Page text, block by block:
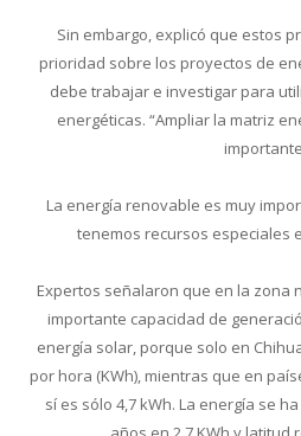
Sin embargo, explicó que estos
prioridad sobre los proyectos de
debe trabajar e investigar para
energéticas. “Ampliar la matriz
La energía renovable es muy
tenemos recursos especiales
Expertos señalaron que en la zona
importante capacidad de
energía solar, porque solo en
por hora (KWh), mientras que en
sí es sólo 4,7 kWh. La energía se